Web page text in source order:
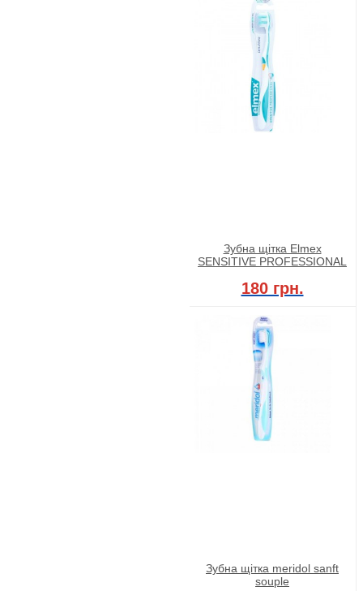
Зубна щітка Elmex
SENSITIVE PROFESSIONAL
180 грн.
Зубна щітка meridol sanft
souple